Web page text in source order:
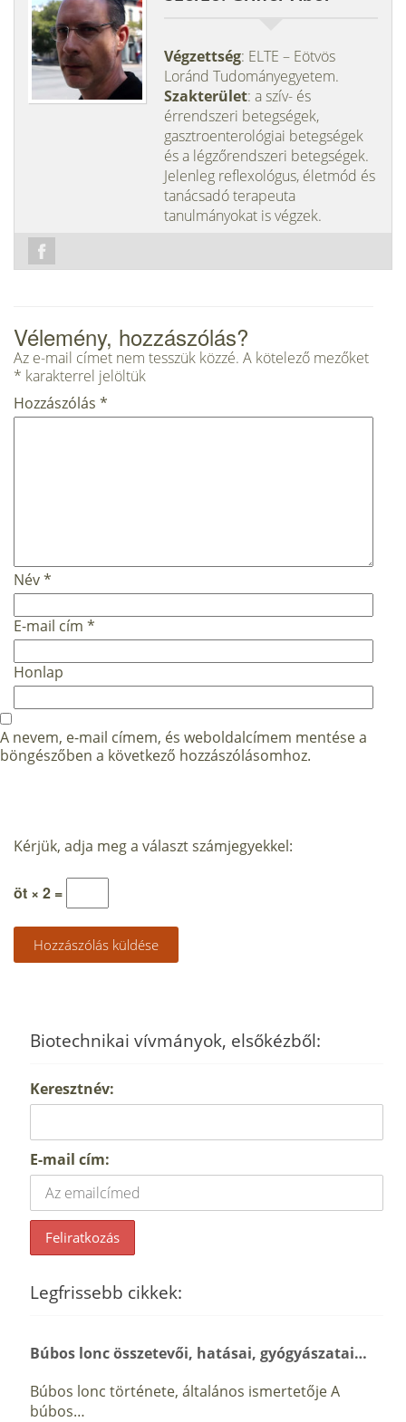
Végzettség: ELTE – Eötvös
Loránd Tudományegyetem.
Szakterület: a szív- és
érrendszeri betegségek,
gasztroenterológiai betegségek
és a légzőrendszeri betegségek.
Jelenleg reflexológus, életmód és
tanácsadó terapeuta
tanulmányokat is végzek.
Vélemény, hozzászólás?
Az e-mail címet nem tesszük közzé. A kötelező mezőket
* karakterrel jelöltük
Hozzászólás *
Név*
E-mail cím *
Honlap
A nevem, e-mail címem, és weboldalcímem mentése a
böngészőben a következő hozzászólásomhoz.
Kérjük, adja meg a választ számjegyekkel:
öt × 2 =
Biotechnikai vívmányok, elsőkézből:
Keresztnév:
E-mail cím:
Legfrissebb cikkek:
Búbos lonc összetevői, hatásai, gyógyászatai…
Búbos lonc története, általános ismertetője A
búbos…